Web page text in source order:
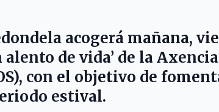
acogerá mañana,
alento de vida’ de la
con el objetivo de
estival.